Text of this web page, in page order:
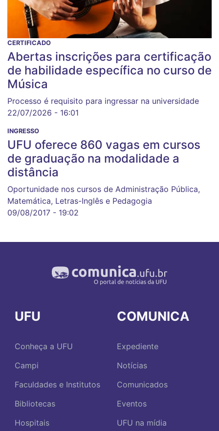
CERTIFICADO
Abertas inscrições para certificação
de habilidade específica no curso de
Música
Processo é requisito para ingressar na universidade
22/07/2026 - 16:01
INGRESSO
UFU oferece 860 vagas em cursos
de graduação na modalidade a
distância
Oportunidade nos cursos de Administração Pública,
Matemática, Letras-Inglês e Pedagogia
09/08/2017 - 19:02
UFU
Conheça a UFU
Campi
Faculdades e Institutos
Bibliotecas
Hospitais
COMUNICA
Expediente
Notícias
Comunicados
Eventos
UFU na mídia